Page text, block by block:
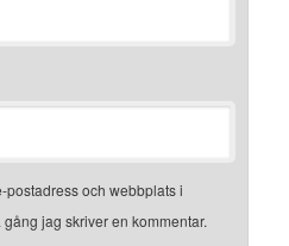
postadress och webbplats i
jag skriver en kommentar.